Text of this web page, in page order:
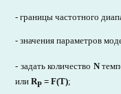
- границы частотного
- значения параметров
- задать количество N
или RP = F(Т);